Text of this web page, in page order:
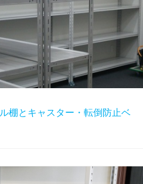
棚とキャスター・転倒防止ベ